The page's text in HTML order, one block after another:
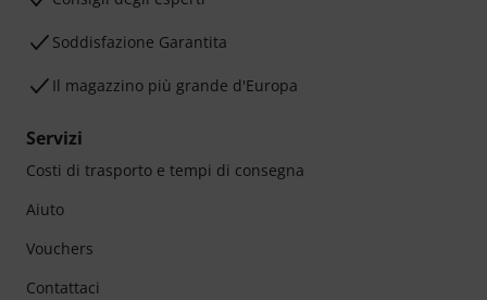
Soddisfazione Garantita
Il magazzino più grande d'Europa
Servizi
Costi di trasporto e tempi di consegna
Aiuto
Vouchers
Contattaci